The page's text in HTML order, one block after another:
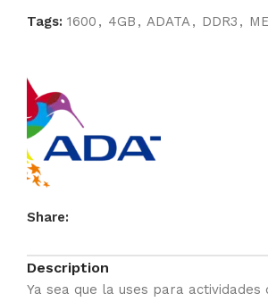
Tags: 1600 , 4GB , ADATA, DDR3 ,
Share:
Description
Ya sea que la uses para actividades